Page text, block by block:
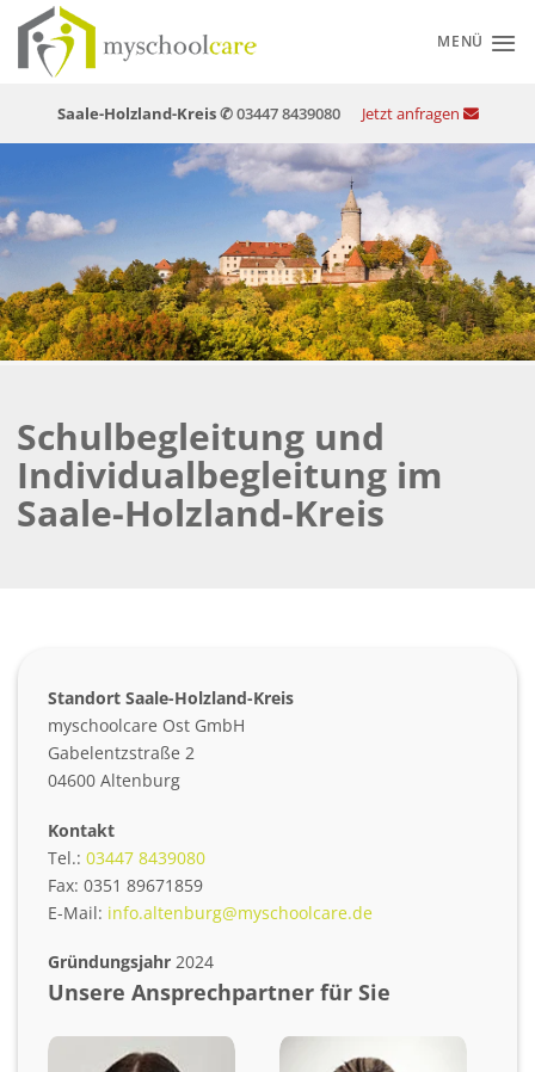
Zum
Inhalt
springen
MENÜ
Saale-Holzland-Kreis✆ 03447 8439080 Jetzt anfragen
Schulbegleitung und
Individualbegleitung im
Saale-Holzland-Kreis
Standort Saale-Holzland-Kreis
myschoolcare Ost GmbH
Gabelentzstraße 2
04600 Altenburg
Kontakt
Tel.: 03447 8439080
Fax: 0351 89671859
E-Mail: info.altenburg@myschoolcare.de
Gründungsjahr 2024
Unsere Ansprechpartner für Sie